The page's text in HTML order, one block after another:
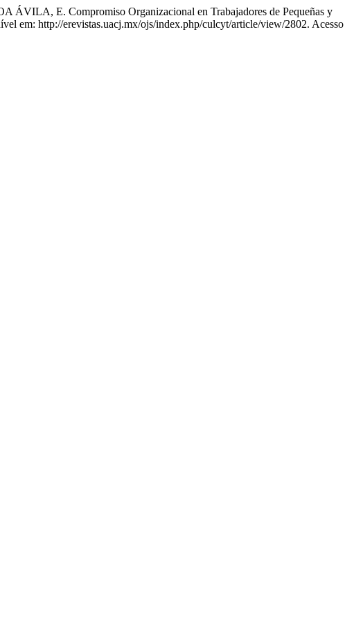
E. Compromiso Organizacional en Trabajadores de Pequeñas y
em: http://erevistas.uacj.mx/ojs/index.php/culcyt/article/view/2802. Acesso